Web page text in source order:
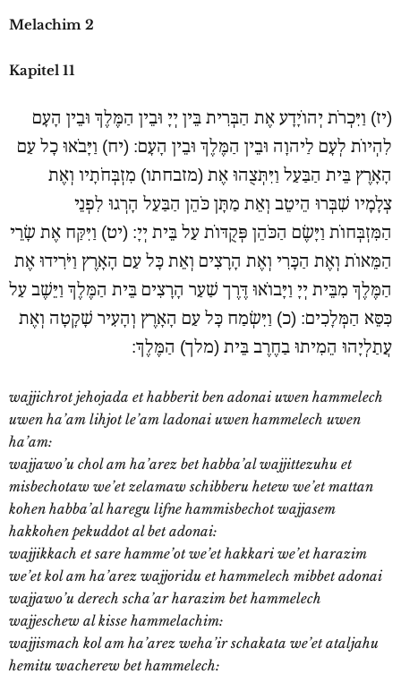
Melachim 2
Kapitel 11
(יז) וַיִּכְרֹת יְהוֹיָדָע אֶת הַבְּרִית בֵּין יְיָ וּבֵין הַמֶּלֶךְ וּבֵין הָעָם
לִהְיוֹת לְעָם לַיהוָה וּבֵין הַמֶּלֶךְ וּבֵין הָעָם: (יח) וַיָּבֹאוּ כָל עַם
הָאָרֶץ בֵּית הַבַּעַל וַיִּתְּצֻהוּ אֶת (מזבחתו) מִזְבְּחֹתָיו וְאֶת
צְלָמָיו שִׁבְּרוּ הֵיטֵב וְאֵת מַתָּן כֹּהֵן הַבַּעַל הָרְגוּ לִפְנֵי
הַמִּזְבְּחוֹת וַיָּשֶׂם הַכֹּהֵן פְּקֻדּוֹת עַל בֵּית יְיָ: (יט) וַיִּקַּח אֶת שָׂרֵי
הַמֵּאוֹת וְאֶת הַכָּרִי וְאֶת הָרָצִים וְאֵת כָּל עַם הָאָרֶץ וַיֹּרִידוּ אֶת
הַמֶּלֶךְ מִבֵּית יְיָ וַיָּבוֹאוּ דֶּרֶך שַׁעַר הָרָצִים בֵּית הַמֶּלֶךְ וַיֵּשֶׁב עַל
כִּסֵּא הַמְּלָכִים: (כ) וַיִּשְׂמַח כָּל עַם הָאָרֶץ וְהָעִיר שָׁקָטָה וְאֶת
עֲתַלְיָהוּ הֵמִיתוּ בַחֶרֶב בֵּית (מלך) הַמֶּלֶךְ:
wajjichrot jehojada et habberit ben adonai uwen hammelech
uwen ha’am lihjot le’am ladonai uwen hammelech uwen
ha’am:
wajjawo’u chol am ha’arez bet habba’al wajjittezuhu et
misbechotaw we’et zelamaw schibberu hetew we’et mattan
kohen habba’al haregu lifne hammisbechot wajjasem
hakkohen pekuddot al bet adonai:
wajjikkach et sare hamme’ot we’et hakkari we’et harazim
we’et kol am ha’arez wajjoridu et hammelech mibbet adonai
wajjawo’u derech scha’ar harazim bet hammelech
wajjeschew al kisse hammelachim:
wajjismach kol am ha’arez weha’ir schakata we’et ataljahu
hemitu wacherew bet hammelech: